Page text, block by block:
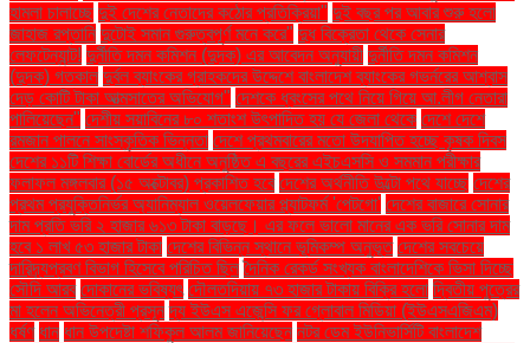
হামলা চালাচ্ছে দুই দেশের নেতাদের কঠোর প্রতিক্রিয়া" দুই বছর পর আবার শুরু হলো
জাহাজ রপ্তানি দুটোই সমান গুরুত্বপূর্ণ মনে করে" দুধ বিক্রেতা থেকে সেনার
লেফটেন্যান্ট! দুর্নীতি দমন কমিশন (দুদক) এর আবেদন অনুযায়ী দুর্নীতি দমন কমিশন
(দুদক) গতকাল দুর্বল ব্যাংকের গ্রাহকদের উদ্দেশে বাংলাদেশ ব্যাংকের গভর্নরের আশ্বাস
দেড় কোটি টাকা আত্মসাতের অভিযোগ" দেশকে ধ্বংসের পথে নিয়ে গিয়ে আ.লীগ নেতারা
পালিয়েছেন" দেশীয় সয়াবিনের ৮০ শতাংশ উৎপাদিত হয় যে জেলা থেকে দেশে দেশে
রমজান পালনে সাংস্কৃতিক ভিন্নতা দেশে প্রথমবারের মতো উদযাপিত হচ্ছে কৃষক দিবস
দেশের ১১টি শিক্ষা বোর্ডের অধীনে অনুষ্ঠিত এ বছরের এইচএসসি ও সমমান পরীক্ষার
ফলাফল মঙ্গলবার (১৫ অক্টোবর) প্রকাশিত হবে দেশের অর্থনীতি উল্টো পথে যাচ্ছে দেশের
প্রথম প্রযুক্তিনির্ভর অ্যানিম্যাল ওয়েলফেয়ার প্ল্যাটফর্ম 'পেটগো' দেশের বাজারে সোনার
দাম প্রতি ভরি ২ হাজার ৬১৩ টাকা বাড়ছে। এর ফলে ভালো মানের এক ভরি সোনার দাম
হবে ১ লাখ ৫৩ হাজার টাকা দেশের বিভিন্ন স্থানে ভূমিকম্প অনুভূত দেশের সবচেয়ে
দারিদ্র্যপ্রবণ বিভাগ হিসেবে পরিচিত ছিল দৈনিক রেকর্ড সংখ্যক বাংলাদেশিকে ভিসা দিচ্ছে
সৌদি আরব দোকানের ভবিষ্যৎ দৌলতদিয়ায় ৭৩ হাজার টাকায় বিক্রি হলো দ্বিতীয় পুত্রের
মা হলেন অভিনেত্রী প্রসূন দ্য ইউএস এজেন্সি ফর গ্লোবাল মিডিয়া (ইউএসএজিএম)
ধর্ষণ ধান ধান উপদেষ্টা শফিকুল আলম জানিয়েছেন নটর ডেম ইউনিভার্সিটি বাংলাদেশ